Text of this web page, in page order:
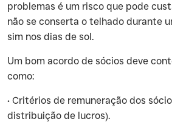
problemas é um risco que pode
não se conserta o telhado durante
sim nos dias de sol.
‍Um bom acordo de sócios deve
como:
‍• Critérios de remuneração dos
distribuição de lucros).